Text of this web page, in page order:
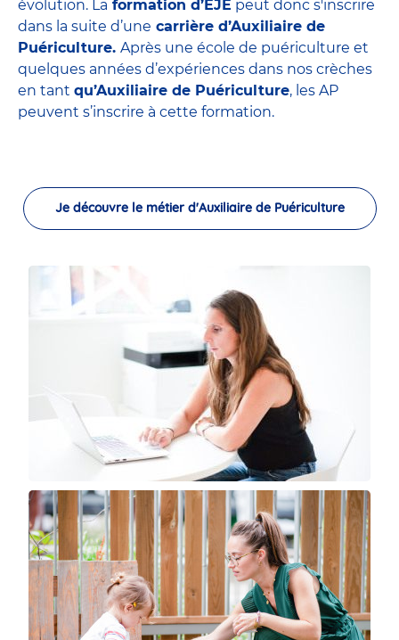
évolution. La formation d’EJE peut donc s'inscrire
dans la suite d’une carrière d’Auxiliaire de
Puériculture. Après une école de puériculture et
quelques années d’expériences dans nos crèches
en tant qu’Auxiliaire de Puériculture, les AP
peuvent s’inscrire à cette formation.
Je découvre le métier d'Auxiliaire de Puériculture